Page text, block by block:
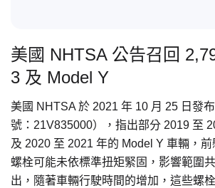
美國 NHTSA 公告召回
3 及 Model Y
美國 NHTSA 於 2021 年 10 月 25 日發
號：21V835000），指出部分 2019 至
及 2020 至 2021 年的 Model Y 車輛，
螺栓可能未依標準扭矩緊固，影響範圍
出，隨著車輛行駛時間的增加，這些螺